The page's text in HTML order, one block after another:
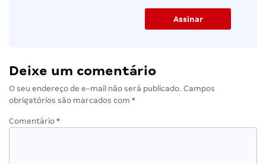
Deixe um comentário
O seu endereço de e-mail não será publicado. Campos
obrigatórios são marcados com *
Comentário *